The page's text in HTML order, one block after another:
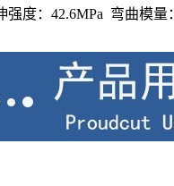
度：42.6MPa 弯曲模量